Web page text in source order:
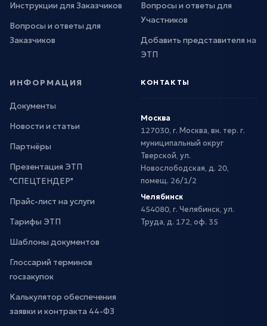
Инструкции для Заказчиков
Вопросы и ответы для
Заказчиков
Вопросы и ответы для
Участников
Добавить представителя на
ЭТП
ИНФОРМАЦИЯ
Документы
Новости и статьи
Партнёры
Презентация ЭТП
"СПЕЦТЕНДЕР"
Прайс-лист на услуги
Тарифы ЭТП
Шаблоны документов
Глоссарий терминов
госзакупок
Калькулятор обеспечения
заявки и контракта 44-ФЗ
КОНТАКТЫ
Москва
127030, г. Москва, вн. тер. г.
муниципальный округ
Тверской, ул.
Новослободская, д. 20,
помещ. 26/1/2
Челябинск
454080, г. Челябинск, ул.
Труда, д. 172, оф. 35